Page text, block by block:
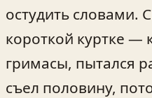
остудить словами.
короткой куртке
гримасы, пытался
съел половину,